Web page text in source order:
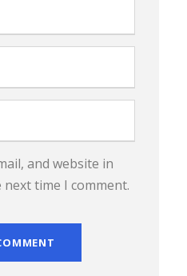
and website in
time I comment.